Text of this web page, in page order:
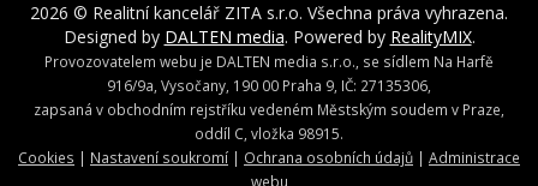
2026 © Realitní kancelář ZITA s.r.o. Všechna práva vyhrazena.
Designed by DALTEN media. Powered by RealityMIX.
Provozovatelem webu je DALTEN media s.r.o., se sídlem Na Harfě
916/9a, Vysočany, 190 00 Praha 9, IČ: 27135306,
zapsaná v obchodním rejstříku vedeném Městským soudem v Praze,
oddíl C, vložka 98915.
Cookies | Nastavení soukromí | Ochrana osobních údajů | Administrace
webu